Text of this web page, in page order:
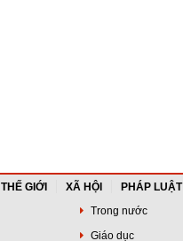
THẾ GIỚI XÃ HỘI PHÁP LUẬT
Trong nước
Giáo dục